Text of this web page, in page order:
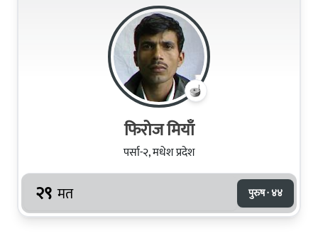
फिरोज मियाँ
पर्सा-२, मधेश प्रदेश
२९ मत पुरुष · ४४